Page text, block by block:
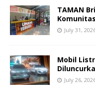
TAMAN
July 31,
Mobil
July 26,